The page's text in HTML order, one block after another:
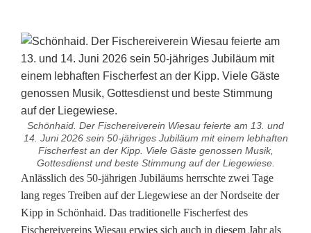
Schönhaid. Der Fischereiverein Wiesau feierte am 13. und
14. Juni 2026 sein 50-jähriges Jubiläum mit einem lebhaften
Fischerfest an der Kipp. Viele Gäste genossen Musik,
Gottesdienst und beste Stimmung auf der Liegewiese.
F
e
Anlässlich des 50-jährigen Jubiläums herrschte zwei Tage
lang reges Treiben auf der Liegewiese an der Nordseite der
Kipp in Schönhaid. Das traditionelle Fischerfest des
Fischereivereins Wiesau erwies sich auch in diesem Jahr als